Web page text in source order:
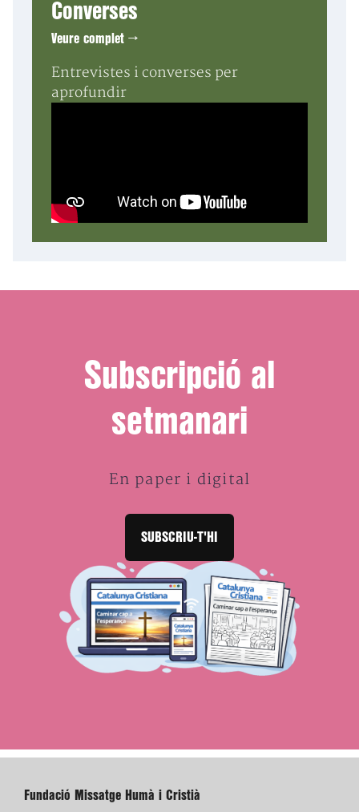
Converses
Veure complet →
Entrevistes i converses per
aprofundir
Subscripció al
setmanari
En paper i digital
SUBSCRIU-T'HI
Fundació Missatge Humà i Cristià